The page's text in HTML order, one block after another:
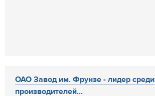
ОАО Завод им. Фрунзе - лидер среди
производителей...